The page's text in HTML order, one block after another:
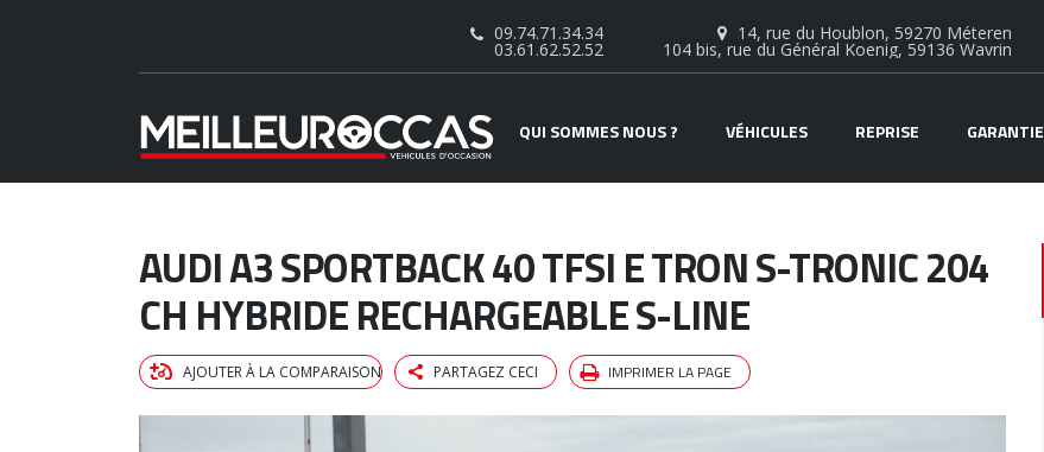
14, rue du Houblon, 59270 Méteren
104 bis, rue du Général Koenig, 59136 Wavrin
09.74.71.34.34
03.61.62.52.52
QUI SOMMES NOUS ? VÉHICULES REPRISE GARANTIE
AUDI A3 SPORTBACK 40 TFSI E TRON S-TRONIC 204
CH HYBRIDE RECHARGEABLE S-LINE
AJOUTER À LA COMPARAISON PARTAGEZ CECI IMPRIMER LA PAGE